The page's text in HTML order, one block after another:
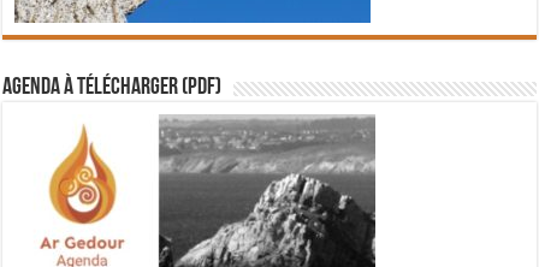
Agenda à télécharger (PDF)